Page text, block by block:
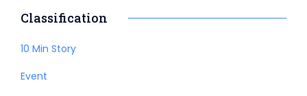
Classification
10 Min Story
Event